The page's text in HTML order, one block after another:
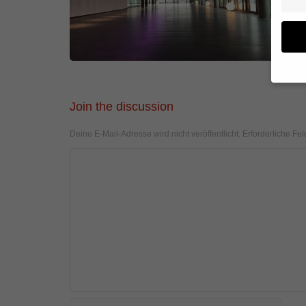
Join the discussion
Deine E-Mail-Adresse wird nicht veröffentlicht. Erforderliche
Wir